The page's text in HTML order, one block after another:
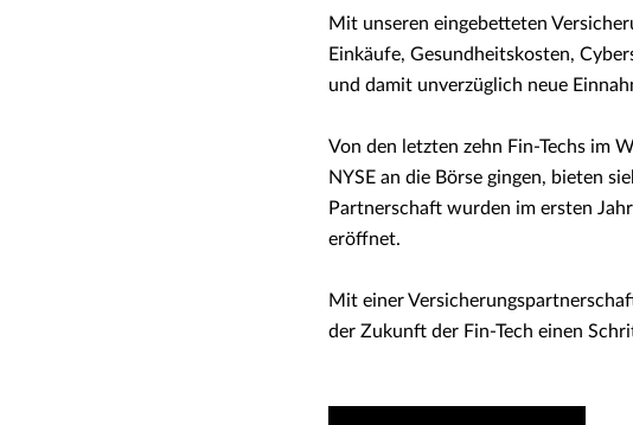
Mit unseren eingebetteten
Einkäufe, Gesundheitskosten,
und damit unverzüglich neue
Von den letzten zehn Fin-Techs im
NYSE an die Börse gingen, bieten
Partnerschaft wurden im ersten
eröffnet.
Mit einer
der Zukunft der Fin-Tech einen